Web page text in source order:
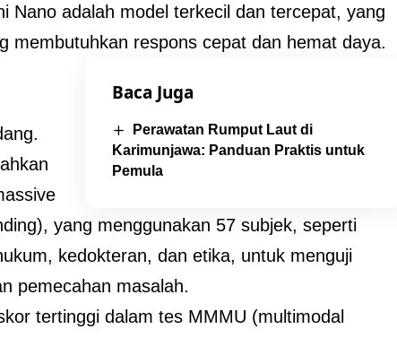
Nano adalah model terkecil dan tercepat, yang
membutuhkan respons cepat dan hemat daya.
Baca Juga
Perawatan Rumput Laut di
Karimunjawa: Panduan Praktis untuk
Pemula
yang menggunakan 57 subjek, seperti
kedokteran, dan etika, untuk menguji
pemecahan masalah.
tertinggi dalam tes MMMU (multimodal